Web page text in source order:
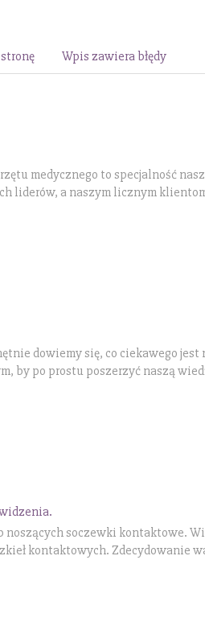
Wpis zawiera błędy
medycznego to specjalność
liderów, a naszym licznym
dowiemy się, co ciekawego
by po prostu poszerzyć naszą
noszących soczewki kontaktowe.
kontaktowych. Zdecydowanie